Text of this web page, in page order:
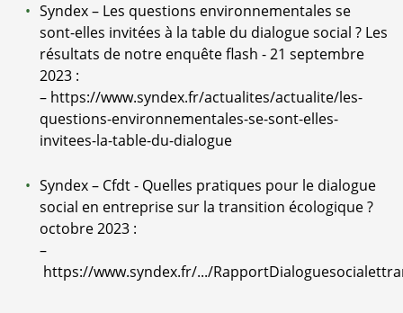
Syndex – Les questions environnementales se
sont-elles invitées à la table du dialogue social ? Les
résultats de notre enquête flash - 21 septembre
2023 :
– https://www.syndex.fr/actualites/actualite/les-
questions-environnementales-se-sont-elles-
invitees-la-table-du-dialogue
Syndex – Cfdt - Quelles pratiques pour le dialogue
social en entreprise sur la transition écologique ?
octobre 2023 :
–
https://www.syndex.fr/.../